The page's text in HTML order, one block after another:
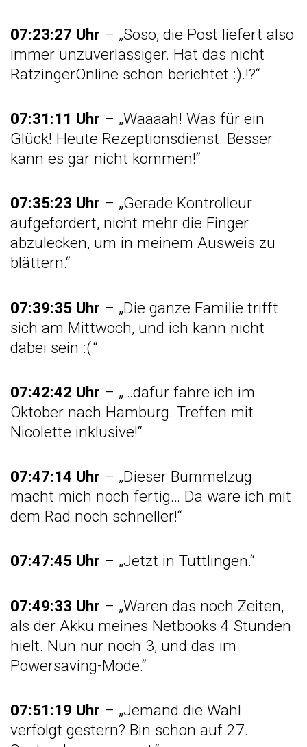
07:23:27 Uhr – „Soso, die Post liefert also
immer unzuverlässiger. Hat das nicht
RatzingerOnline schon berichtet :).!?“
07:31:11 Uhr – „Waaaah! Was für ein
Glück! Heute Rezeptionsdienst. Besser
kann es gar nicht kommen!“
07:35:23 Uhr – „Gerade Kontrolleur
aufgefordert, nicht mehr die Finger
abzulecken, um in meinem Ausweis zu
blättern.“
07:39:35 Uhr – „Die ganze Familie trifft
sich am Mittwoch, und ich kann nicht
dabei sein :(.“
07:42:42 Uhr – „…dafür fahre ich im
Oktober nach Hamburg. Treffen mit
Nicolette inklusive!“
07:47:14 Uhr – „Dieser Bummelzug
macht mich noch fertig… Da wäre ich mit
dem Rad noch schneller!“
07:47:45 Uhr – „Jetzt in Tuttlingen.“
07:49:33 Uhr – „Waren das noch Zeiten,
als der Akku meines Netbooks 4 Stunden
hielt. Nun nur noch 3, und das im
Powersaving-Mode.“
07:51:19 Uhr – „Jemand die Wahl
verfolgt gestern? Bin schon auf 27.